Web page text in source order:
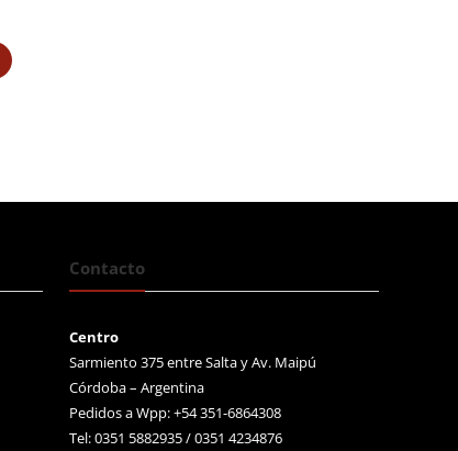
Contacto
Centro
Sarmiento 375 entre Salta y Av. Maipú
Córdoba – Argentina
Pedidos a Wpp: +54 351-6864308
Tel: 0351 5882935 / 0351 4234876